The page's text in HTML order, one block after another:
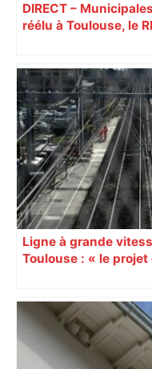
DIRECT –
réélu à Toulouse, le
Ligne à grande
Toulouse : « le